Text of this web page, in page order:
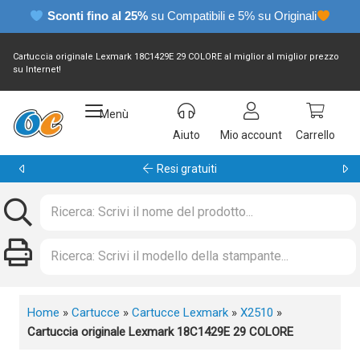
Sconti fino al 25% su Compatibili e 5% su Originali
Cartuccia originale Lexmark 18C1429E 29 COLORE al miglior al miglior prezzo
su Internet!
Menù
Aiuto
Mio account Carrello
Garanzia 24 mesi
Home » Cartucce » Cartucce Lexmark » X2510 »
Cartuccia originale Lexmark 18C1429E 29 COLORE